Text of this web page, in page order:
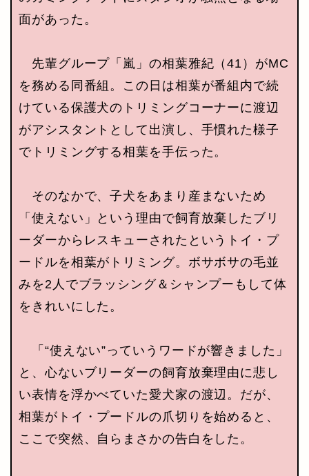
面があった。
先輩グループ「嵐」の相葉雅紀（41）がMC
を務める同番組。この日は相葉が番組内で続
けている保護犬のトリミングコーナーに渡辺
がアシスタントとして出演し、手慣れた様子
でトリミングする相葉を手伝った。
そのなかで、子犬をあまり産まないため
「使えない」という理由で飼育放棄したブリ
ーダーからレスキューされたというトイ・プ
ードルを相葉がトリミング。ボサボサの毛並
みを2人でブラッシング＆シャンプーもして体
をきれいにした。
「“使えない”っていうワードが響きました」
と、心ないブリーダーの飼育放棄理由に悲し
い表情を浮かべていた愛犬家の渡辺。だが、
相葉がトイ・プードルの爪切りを始めると、
ここで突然、自らまさかの告白をした。